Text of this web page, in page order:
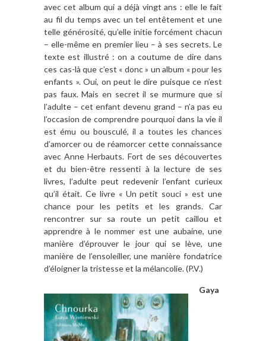
avec cet album qui a déjà vingt ans : elle le fait
au fil du temps avec un tel entêtement et une
telle générosité, qu’elle initie forcément chacun
– elle-même en premier lieu – à ses secrets. Le
texte est illustré : on a coutume de dire dans
ces cas-là que c’est « donc » un album « pour les
enfants ». Oui, on peut le dire puisque ce n’est
pas faux. Mais en secret il se murmure que si
l’adulte – cet enfant devenu grand – n’a pas eu
l’occasion de comprendre pourquoi dans la vie il
est ému ou bousculé, il a toutes les chances
d’amorcer ou de réamorcer cette connaissance
avec Anne Herbauts. Fort de ses découvertes
et du bien-être ressenti à la lecture de ses
livres, l’adulte peut redevenir l’enfant curieux
qu’il était. Ce livre « Un petit souci » est une
chance pour les petits et les grands. Car
rencontrer sur sa route un petit caillou et
apprendre à le nommer est une aubaine, une
manière d’éprouver le jour qui se lève, une
manière de l’ensoleiller, une manière fondatrice
d’éloigner la tristesse et la mélancolie. (P.V.)
Gaya